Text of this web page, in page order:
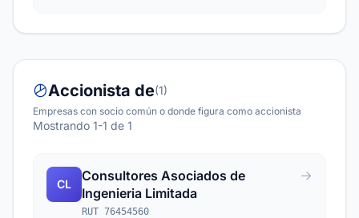
Accionista de(1)
Empresas con socio común o donde figura como accionista
Mostrando 1-1 de 1
CL
Consultores Asociados de
Ingenieria Limitada
RUT 76454560